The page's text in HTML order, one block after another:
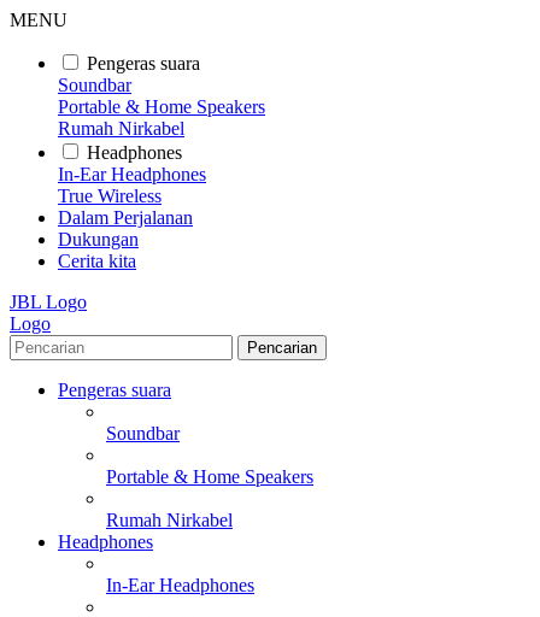
MENU
Pengeras suara
Soundbar
Portable & Home Speakers
Rumah Nirkabel
Headphones
In-Ear Headphones
True Wireless
Dalam Perjalanan
Dukungan
Cerita kita
JBL Logo
Logo
Pencarian
Pengeras suara
Soundbar
Portable & Home Speakers
Rumah Nirkabel
Headphones
In-Ear Headphones